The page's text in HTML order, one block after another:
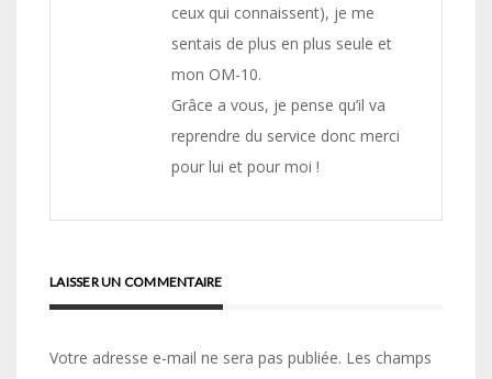
ceux qui connaissent), je me
sentais de plus en plus seule et
mon OM-10.
Grâce a vous, je pense qu’il va
reprendre du service donc merci
pour lui et pour moi !
LAISSER UN COMMENTAIRE
Votre adresse e-mail ne sera pas publiée. Les champs